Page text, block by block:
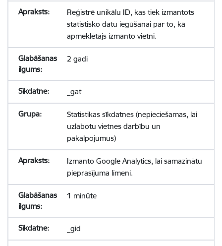
Reģistrē unikālu ID, kas tiek izmantots
statistisko datu iegūšanai par to, kā
apmeklētājs izmanto vietni.
2 gadi
_gat
Statistikas sīkdatnes (nepieciešamas, lai
uzlabotu vietnes darbību un
pakalpojumus)
Izmanto Google Analytics, lai samazinātu
pieprasījuma līmeni.
1 minūte
_gid